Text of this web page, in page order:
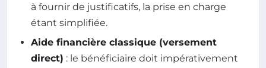
à fournir de justificatifs, la prise en charge
étant simplifiée.
Aide financière classique (versement
direct) : le bénéficiaire doit impérativement